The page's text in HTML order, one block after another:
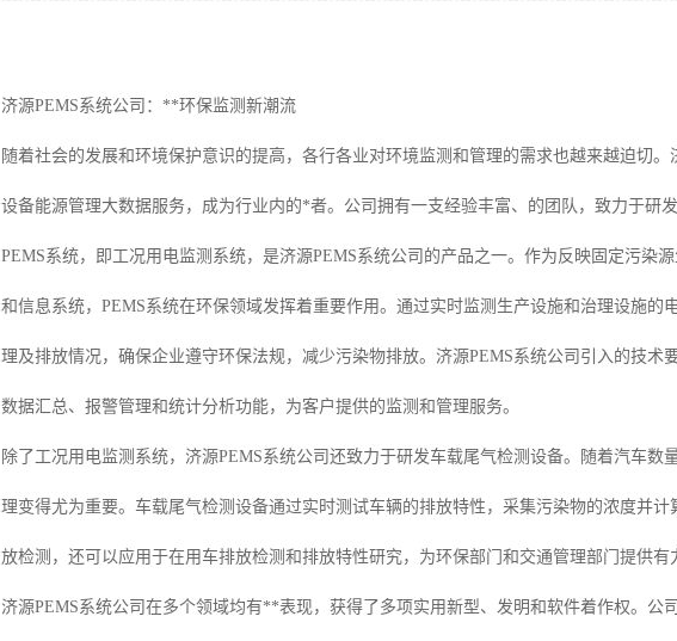
济源PEMS系统公司：**环保监测新潮流
随着社会的发展和环境保护意识的提高，各行各业对环境监测和管理的需求也越来越迫切
设备能源管理大数据服务，成为行业内的*者。公司拥有一支经验丰富、的团队，致力于研
PEMS系统，即工况用电监测系统，是济源PEMS系统公司的产品之一。作为反映固定污染
和信息系统，PEMS系统在环保领域发挥着重要作用。通过实时监测生产设施和治理设施的
理及排放情况，确保企业遵守环保法规，减少污染物排放。济源PEMS系统公司引入的技术
数据汇总、报警管理和统计分析功能，为客户提供的监测和管理服务。
除了工况用电监测系统，济源PEMS系统公司还致力于研发车载尾气检测设备。随着汽车
理变得尤为重要。车载尾气检测设备通过实时测试车辆的排放特性，采集污染物的浓度并
放检测，还可以应用于在用车排放检测和排放特性研究，为环保部门和交通管理部门提供有
济源PEMS系统公司在多个领域均有**表现，获得了多项实用新型、发明和软件着作权。公